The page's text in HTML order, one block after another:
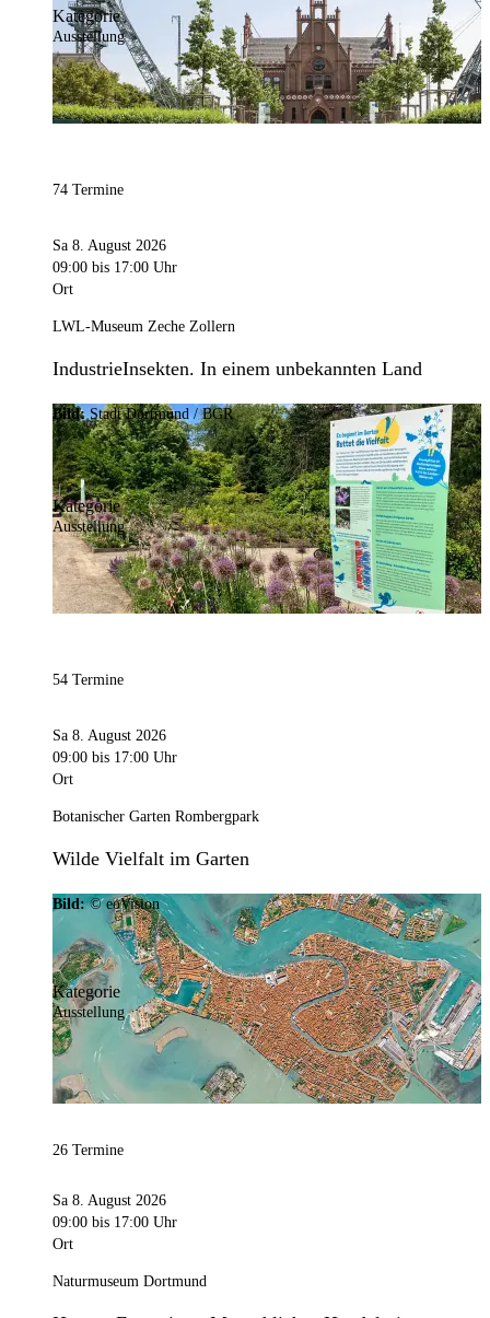
Kategorie
Ausstellung
74 Termine
Sa 8. August 2026
09:00 bis 17:00 Uhr
Ort
LWL-Museum Zeche Zollern
IndustrieInsekten. In einem unbekannten Land
Bild: Stadt Dortmund / BGR
Kategorie
Ausstellung
54 Termine
Sa 8. August 2026
09:00 bis 17:00 Uhr
Ort
Botanischer Garten Rombergpark
Wilde Vielfalt im Garten
Bild:© eoVision
Kategorie
Ausstellung
26 Termine
Sa 8. August 2026
09:00 bis 17:00 Uhr
Ort
Naturmuseum Dortmund